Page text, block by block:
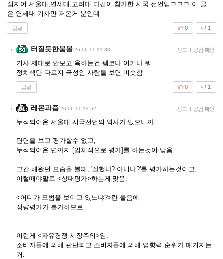
심지어 서울대,연세대,고려대 다같이 참가한 시국 선언임ㅋㅋㅋ 이 글
은 연세대 기사만 퍼온거 뿐인데
답글 1
0
터질듯한붐볼 26-06-11 11:38 신고 | 공감 확인
기사 제대로 안보고 욕하는건 펨코나 여기나 뭐..
정치색만 다르지 극성인 사람들 보면 비슷함
답글 1
0
레몬과즙 26-06-11 13:52 신고 | 공감 확인
누적되어온 서울대 시국선언의 역사가 있으니까.
단면을 보고 평가할수 없고,
누적되어온 면까지 [입체적으로 평가]를 하는것이 맞음.
그간 해왔던 모습을 볼때, '잘했냐? 아니냐?'를 평가하는것이고,
이럴때야말로 <상대평가>하는게 맞음.
<어디가 모범을 보이고 있느냐?>란 물음에
정량평가가 불가하므로.
이런게 <자유경쟁 시장주의>임.
소비자들에 의해 판단되고 소비자들에 의해 영향력 순위가 매겨지는
거.